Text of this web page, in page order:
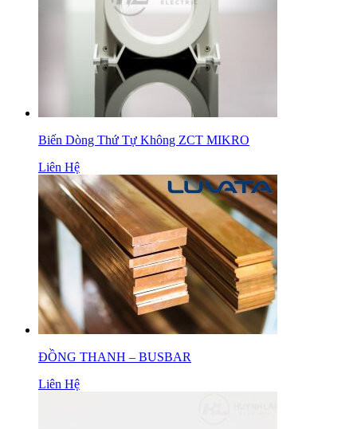
Biến Dòng Thứ Tự Không ZCT MIKRO
Liên Hệ
ĐỒNG THANH – BUSBAR
Liên Hệ